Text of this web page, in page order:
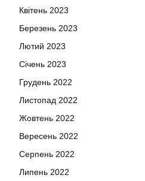
Квітень 2023
Березень 2023
Лютий 2023
Січень 2023
Грудень 2022
Листопад 2022
Жовтень 2022
Вересень 2022
Серпень 2022
Липень 2022